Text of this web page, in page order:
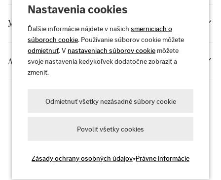
Môžem nabíjať svoje vozidlo v zahraničí?
Ako môžem prejsť na inú tarifu MB.CHARGE Public ?
Nastavenia cookies
Ďalšie informácie nájdete v našich smerniciach o
súboroch cookie. Používanie súborov cookie môžete
odmietnuť. V nastaveniach súborov cookie môžete
svoje nastavenia kedykoľvek dodatočne zobraziť a
zmeniť.
Odmietnuť všetky nezásadné súbory cookie
Povoliť všetky cookies
Zásady ochrany osobných údajov•Právne informácie